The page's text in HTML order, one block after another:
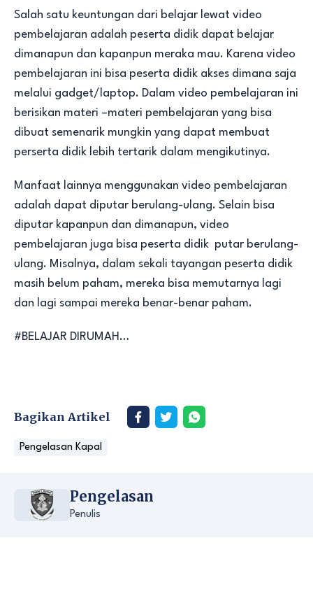
Salah satu keuntungan dari belajar lewat video
pembelajaran adalah peserta didik dapat belajar
dimanapun dan kapanpun meraka mau. Karena video
pembelajaran ini bisa peserta didik akses dimana saja
melalui gadget/laptop. Dalam video pembelajaran ini
berisikan materi –materi pembelajaran yang bisa
dibuat semenarik mungkin yang dapat membuat
perserta didik lebih tertarik dalam mengikutinya.
Manfaat lainnya menggunakan video pembelajaran
adalah dapat diputar berulang-ulang. Selain bisa
diputar kapanpun dan dimanapun, video
pembelajaran juga bisa peserta didik putar berulang-
ulang. Misalnya, dalam sekali tayangan peserta didik
masih belum paham, mereka bisa memutarnya lagi
dan lagi sampai mereka benar-benar paham.
#BELAJAR DIRUMAH…
Bagikan Artikel
Pengelasan Kapal
Pengelasan
Penulis